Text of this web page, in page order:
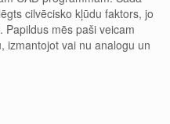
cilvēcisko kļūdu faktors, jo
mēs paši veicam
izmantojot vai nu analogu un